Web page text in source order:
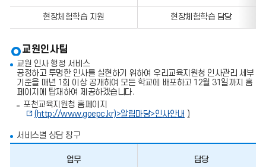
스
호
정
함
입
니
현장체험학습 지원 현장체험학습 담당
교원인사팀
교원 인사 행정 서비스
공정하고 투명한 인사를 실현하기 위하여 우리교육지원청 인사관리 세부
기준을 매년 1회 이상 공개하여 모든 학교에 배포하고 12월 31일까지 홈
페이지에 탑재하여 제공하겠습니다.
포천교육지원청 홈페이지
(http://www.goepc.kr)>알림마당>인사안내 )
서비스별 상담 창구
업무 담당